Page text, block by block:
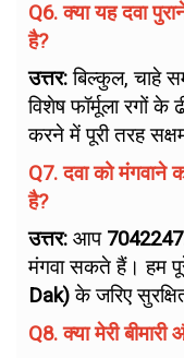
Q6. क्या यह दवा
है?
उत्तर:बिल्कुल, चाहे
विशेष फॉर्मूला रगों
करने में पूरी तरह
Q7. दवा को मंगवाने
है?
उत्तर: आप
मंगवा सकते हैं। हम
Dak)के जरिए
Q8. क्या मेरी